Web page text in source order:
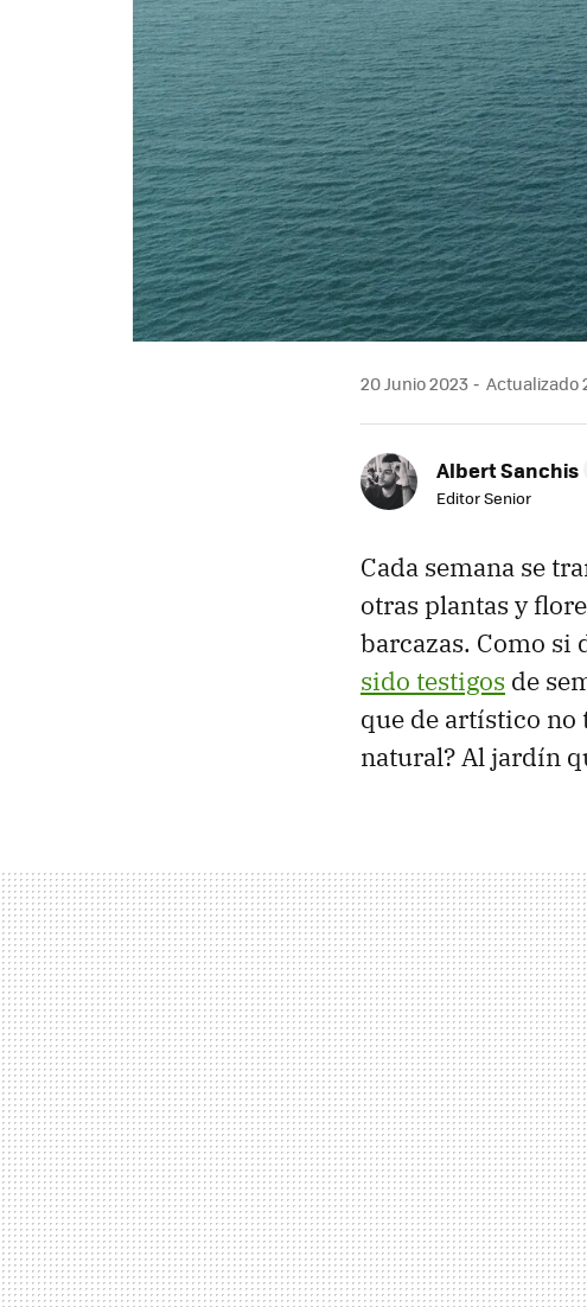
20 Junio 2023 Actualizado
Albert Sanchis
Editor Senior
Cada semana se
otras plantas y
barcazas. Como si
sido testigos de
que de artístico no
natural? Al jardín